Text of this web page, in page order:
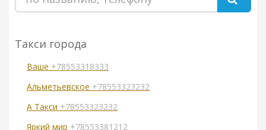
Такси города
Ваше +78553318333
Альметьевское +78553323232
А Такси +78553323232
Яркий мир +78553381212